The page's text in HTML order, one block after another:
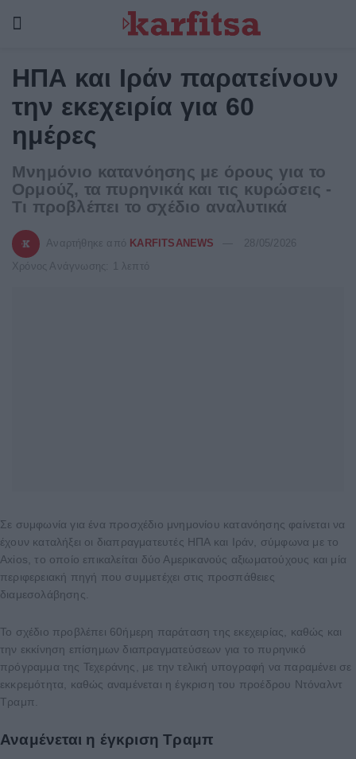
ΗΠΑ και Ιράν παρατείνουν
την εκεχειρία για 60
ημέρες
Μνημόνιο κατανόησης με όρους για το
Ορμούζ, τα πυρηνικά και τις κυρώσεις -
Τι προβλέπει το σχέδιο αναλυτικά
Αναρτήθηκε από KARFITSANEWS
28/05/2026
Χρόνος Ανάγνωσης: 1 λεπτό
Σε συμφωνία για ένα προσχέδιο μνημονίου κατανόησης φαίνεται να
έχουν καταλήξει οι διαπραγματευτές ΗΠΑ και Ιράν, σύμφωνα με το
Axios, το οποίο επικαλείται δύο Αμερικανούς αξιωματούχους και μία
περιφερειακή πηγή που συμμετέχει στις προσπάθειες
διαμεσολάβησης.
Το σχέδιο προβλέπει 60ήμερη παράταση της εκεχειρίας, καθώς και
την εκκίνηση επίσημων διαπραγματεύσεων για το πυρηνικό
πρόγραμμα της Τεχεράνης, με την τελική υπογραφή να παραμένει σε
εκκρεμότητα, καθώς αναμένεται η έγκριση του προέδρου Ντόναλντ
Τραμπ.
Αναμένεται η έγκριση Τραμπ